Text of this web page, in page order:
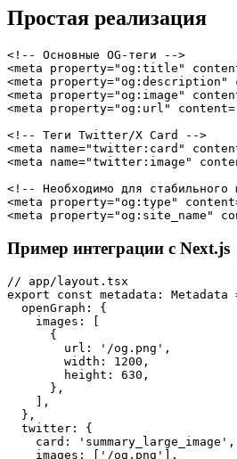
Простая реализация
<!-- Основные OG-теги -->
<meta property="og:title"
<meta property="og:description"
<meta property="og:image"
<meta property="og:url"
<!-- Теги Twitter/X Card -->
<meta name="twitter:card"
<meta name="twitter:image"
<!-- Необходимо для стабильного
<meta property="og:type"
Пример интеграции с Next.js
// app/layout.tsx
export const metadata: Metadata
  openGraph: {
    images: [
      {
        url: '/og.png',
        width: 1200,
        height: 630,
      },
    ],
  },
  twitter: {
    card: 'summary_large_image',
    images: ['/og.png'],